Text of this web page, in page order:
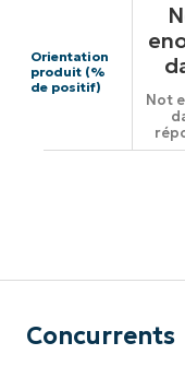
Orientation
produit (%
de positif)
Not
Concurrents